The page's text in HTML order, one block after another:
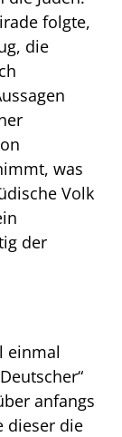
folgte,
die
was
Volk
der
einmal
anfangs
dieser die